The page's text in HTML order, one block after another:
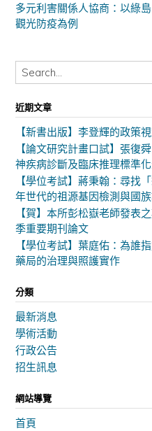
多元利害關係人協商：以綠島
觀光防疫為例
近期文章
【新書出版】李登輝的政策
【論文研究計畫口試】張復
神疾病診斷及臨床推理標準
【學位考試】蔣秉翰：尋找
年世代的祖源基因檢測與國
【賀】本所彭松嶽老師發表
季重要期刊論文
【學位考試】葉庭佑：為誰
藥局的治理與照護實作
分類
最新消息
學術活動
行政公告
招生訊息
網站導覽
首頁